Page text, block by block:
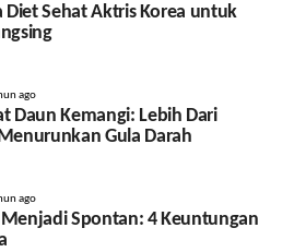
Diet Sehat Aktris Korea untuk
ago
Daun Kemangi: Lebih Dari
Gula Darah
ago
Spontan: 4 Keuntungan